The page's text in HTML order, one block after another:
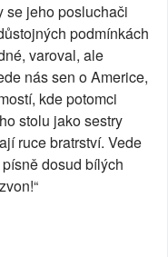
se jeho posluchači
podmínkách
varoval, ale
nás sen o Americe,
kde potomci
stolu jako sestry
ruce bratrství. Vede
dosud bílých